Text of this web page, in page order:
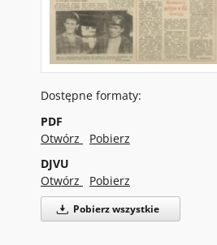
Dostępne formaty:
PDF
Otwórz
Pobierz
DJVU
Otwórz
Pobierz
Pobierz wszystkie